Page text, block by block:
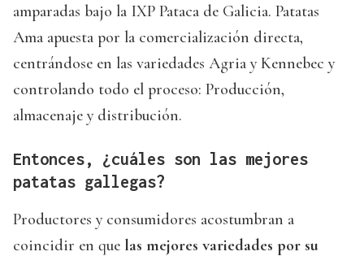
amparadas bajo la IXP Pataca de Galicia. Patatas
Ama apuesta por la comercialización directa,
centrándose en las variedades Agria y Kennebec y
controlando todo el proceso: Producción,
almacenaje y distribución.
Entonces, ¿cuáles son las mejores
patatas gallegas?
Productores y consumidores acostumbran a
coincidir en que las mejores variedades por su